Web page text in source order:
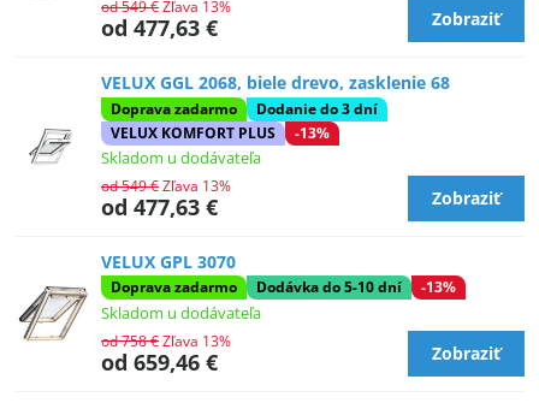
od 477,63 €
od 549 €Zľava 13%
Zobraziť
VELUX GGL 2068, biele drevo, zasklenie 68
Doprava zadarmo
Dodanie do 3 dní
VELUX KOMFORT PLUS
-13%
Skladom u dodávateľa
od 477,63 €
od 549 €Zľava 13%
Zobraziť
VELUX GPL 3070
Doprava zadarmo Dodávka do 5-10 dní -13%
Skladom u dodávateľa
od 659,46 €
od 758 €Zľava 13%
Zobraziť